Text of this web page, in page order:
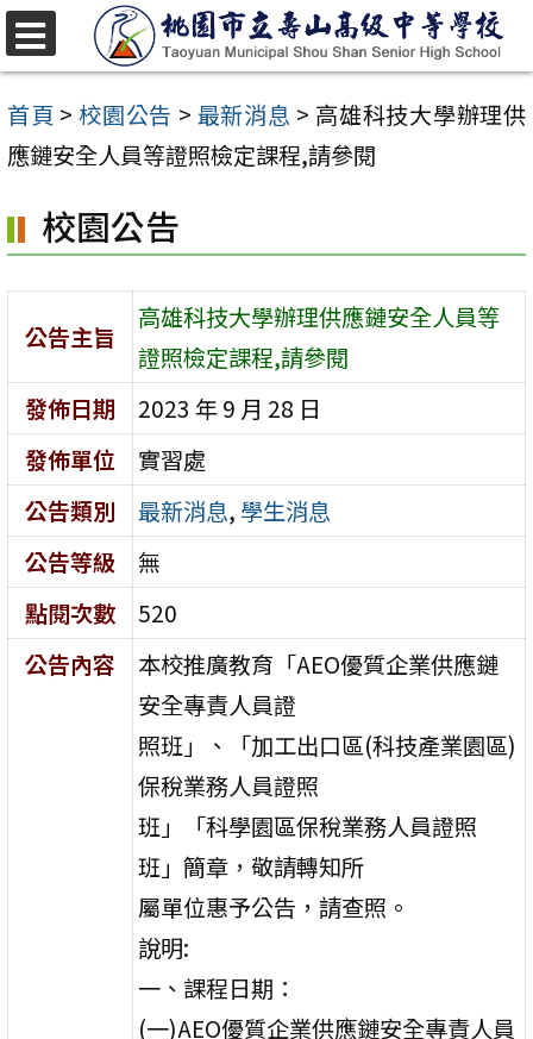
跳
至
主
要
容
區
首頁 > 校園公告 > 最新消息 > 高雄科技大學辦理供
應鏈安全人員等證照檢定課程,請參閱
校園公告
公告主旨
高雄科技大學辦理供應鏈安全人員等
證照檢定課程,請參閱
發佈日期
2023 年 9 月 28 日
發佈單位
實習處
公告類別
最新消息, 學生消息
公告等級
無
點閱次數
520
公告內容
本校推廣教育「AEO優質企業供應鏈
安全專責人員證
照班」、「加工出口區(科技產業園區)
保稅業務人員證照
班」「科學園區保稅業務人員證照
班」簡章，敬請轉知所
屬單位惠予公告，請查照。
說明:
一、課程日期：
(一)AEO優質企業供應鏈安全專責人員
選
單